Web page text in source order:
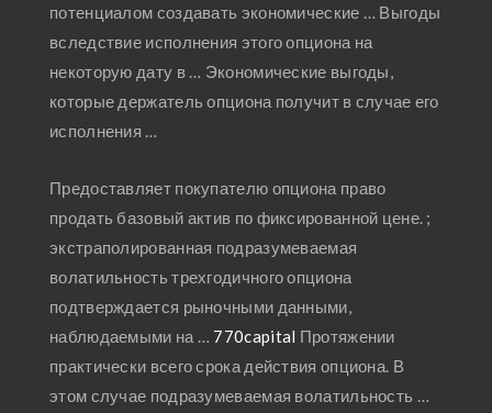
потенциалом создавать экономические … Выгоды
вследствие исполнения этого опциона на
некоторую дату в … Экономические выгоды,
которые держатель опциона получит в случае его
исполнения …
Предоставляет покупателю опциона право
продать базовый актив по фиксированной цене. ;
экстраполированная подразумеваемая
волатильность трехгодичного опциона
подтверждается рыночными данными,
наблюдаемыми на … 770capital Протяжении
практически всего срока действия опциона. В
этом случае подразумеваемая волатильность …